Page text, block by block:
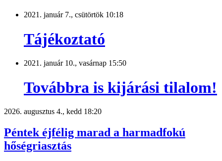
2021. január 7., csütörtök 10:18
Tájékoztató
2021. január 10., vasárnap 15:50
Továbbra is kijárási tilalom!
2026. augusztus 4., kedd 18:20
Péntek éjfélig marad a harmadfokú
hőségriasztás